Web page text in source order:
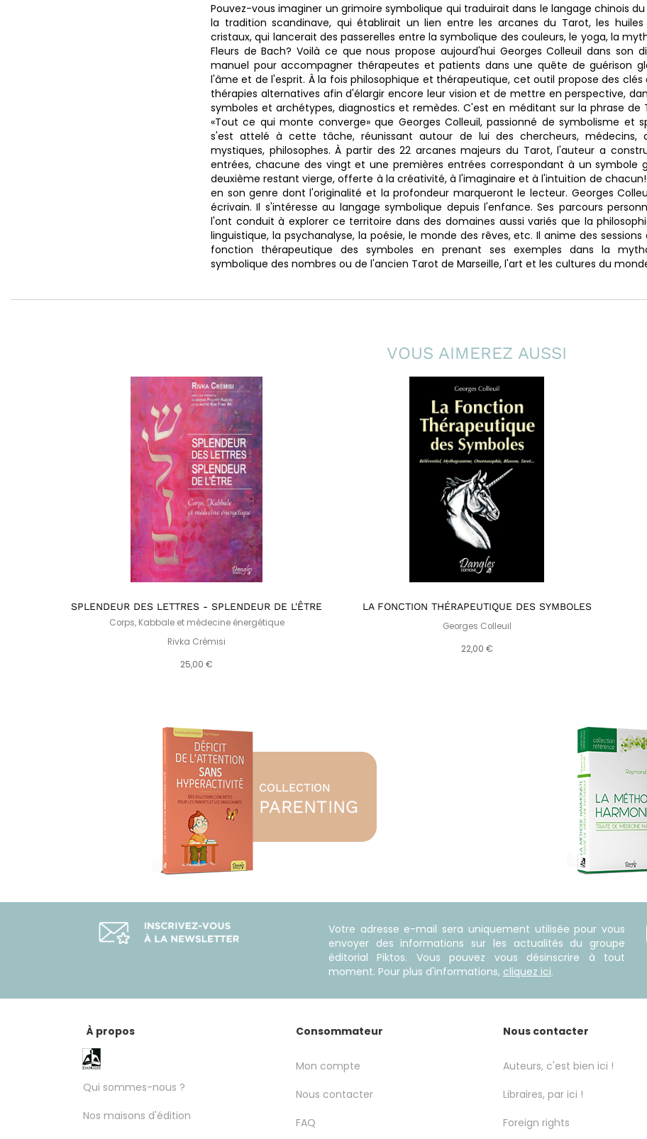
Pouvez-vous imaginer un grimoire symbolique qui traduirait dans le langage chinois du
la tradition scandinave, qui établirait un lien entre les arcanes du Tarot, les huiles
cristaux, qui lancerait des passerelles entre la symbolique des couleurs, le yoga, la
Fleurs de Bach? Voilà ce que nous propose aujourd'hui Georges Colleuil dans son
manuel pour accompagner thérapeutes et patients dans une quête de guérison
l'âme et de l'esprit. À la fois philosophique et thérapeutique, cet outil propose des clés
thérapies alternatives afin d'élargir encore leur vision et de mettre en perspective,
symboles et archétypes, diagnostics et remèdes. C'est en méditant sur la phrase de
«Tout ce qui monte converge» que Georges Colleuil, passionné de symbolisme et
s'est attelé à cette tâche, réunissant autour de lui des chercheurs, médecins,
mystiques, philosophes. À partir des 22 arcanes majeurs du Tarot, l'auteur a
entrées, chacune des vingt et une premières entrées correspondant à un symbole
deuxième restant vierge, offerte à la créativité, à l'imaginaire et à l'intuition de
en son genre dont l'originalité et la profondeur marqueront le lecteur. Georges
écrivain. Il s'intéresse au langage symbolique depuis l'enfance. Ses parcours
l'ont conduit à explorer ce territoire dans des domaines aussi variés que la
linguistique, la psychanalyse, la poésie, le monde des rêves, etc. Il anime des
fonction thérapeutique des symboles en prenant ses exemples dans la
symbolique des nombres ou de l'ancien Tarot de Marseille, l'art et les cultures du
VOUS AIMEREZ AUSSI
SPLENDEUR DES LETTRES - SPLENDEUR DE L'ÊTRE
Corps, Kabbale et médecine énergétique
Rivka Crémisi
25,00 €
LA FONCTION THÉRAPEUTIQUE DES SYMBOLES
Georges Colleuil
22,00 €
Votre adresse e-mail sera uniquement utilisée pour vous
envoyer des informations sur les actualités du groupe
éditorial Piktos. Vous pouvez vous désinscrire à tout
moment. Pour plus d'informations, cliquez ici.
À propos
Qui sommes-nous ?
Nos maisons d'édition
Consommateur
Mon compte
Nous contacter
FAQ
Nous contacter
Auteurs, c'est bien ici !
Libraires, par ici !
Foreign rights